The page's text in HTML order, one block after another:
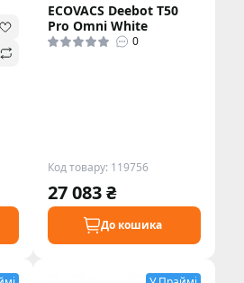
ECOVACS Deebot T50
Pro Omni White
0
Код товару: 119756
27 083 ₴
До кошика